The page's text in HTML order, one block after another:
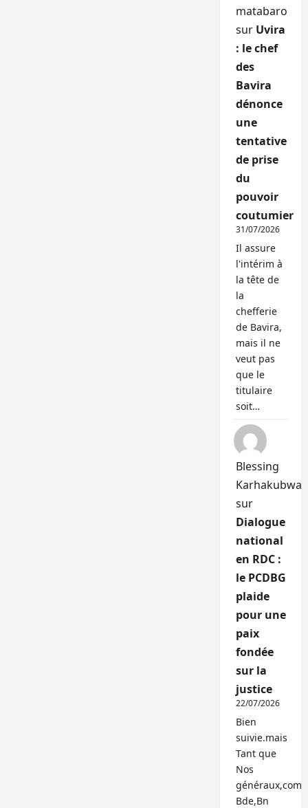
matabaro
sur Uvira
: le chef
des
Bavira
dénonce
une
tentative
de prise
du
pouvoir
coutumier
31/07/2026
Il assure
l'intérim à
la tête de
la
chefferie
de Bavira,
mais il ne
veut pas
que le
titulaire
soit…
Blessing
Karhakubwa
sur
Dialogue
national
en RDC :
le PCDBG
plaide
pour une
paix
fondée
sur la
justice
22/07/2026
Bien
suivie.mais
Tant que
Nos
généraux,com
Bde,Bn